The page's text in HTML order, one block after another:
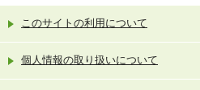
このサイトの利用について
個人情報の取り扱いについて